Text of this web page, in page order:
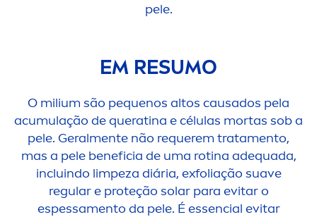
pele.
EM RESUMO
O milium são pequenos altos causados pela
acumulação de queratina e células mortas sob a
pele. Geralmente não requerem tratamento,
mas a pele beneficia de uma rotina adequada,
incluindo limpeza diária, exfoliação suave
regular e proteção solar para evitar o
espessamento da pele. É essencial evitar